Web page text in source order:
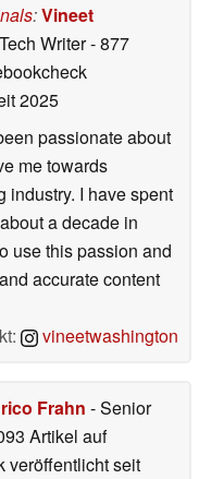
:Vineet
Writer- 877
2025
passionate about
me towards
industry. I have spent
a decade in
use this passion and
accurate content
vineetwashington
Frahn - Senior
Artikel auf
veröffentlichtseit